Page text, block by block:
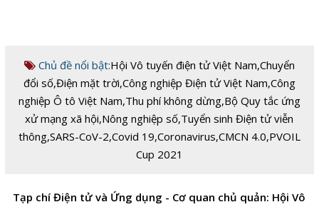
Chủ đề nổi bật:Hội Vô tuyến điện tử Việt Nam,Chuyển
đổi số,Điện mặt trời,Công nghiệp Điện tử Việt Nam,Công
nghiệp Ô tô Việt Nam,Thu phí không dừng,Bộ Quy tắc ứng
xử mạng xã hội,Nông nghiệp số,Tuyển sinh Điện tử viễn
thông,SARS-CoV-2,Covid 19,Coronavirus,CMCN 4.0,PVOIL
Cup 2021
Tạp chí Điện tử và Ứng dụng - Cơ quan chủ quản: Hội Vô